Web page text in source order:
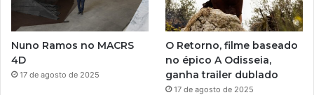
Nuno Ramos no MACRS
4D
17 de agosto de 2025
O Retorno, filme baseado
no épico A Odisseia,
ganha trailer dublado
17 de agosto de 2025